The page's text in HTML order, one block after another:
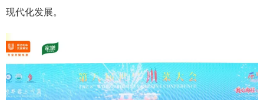
现代化发展。